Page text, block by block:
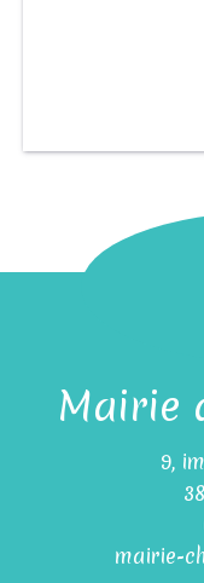
Mairie
9,
mairie-